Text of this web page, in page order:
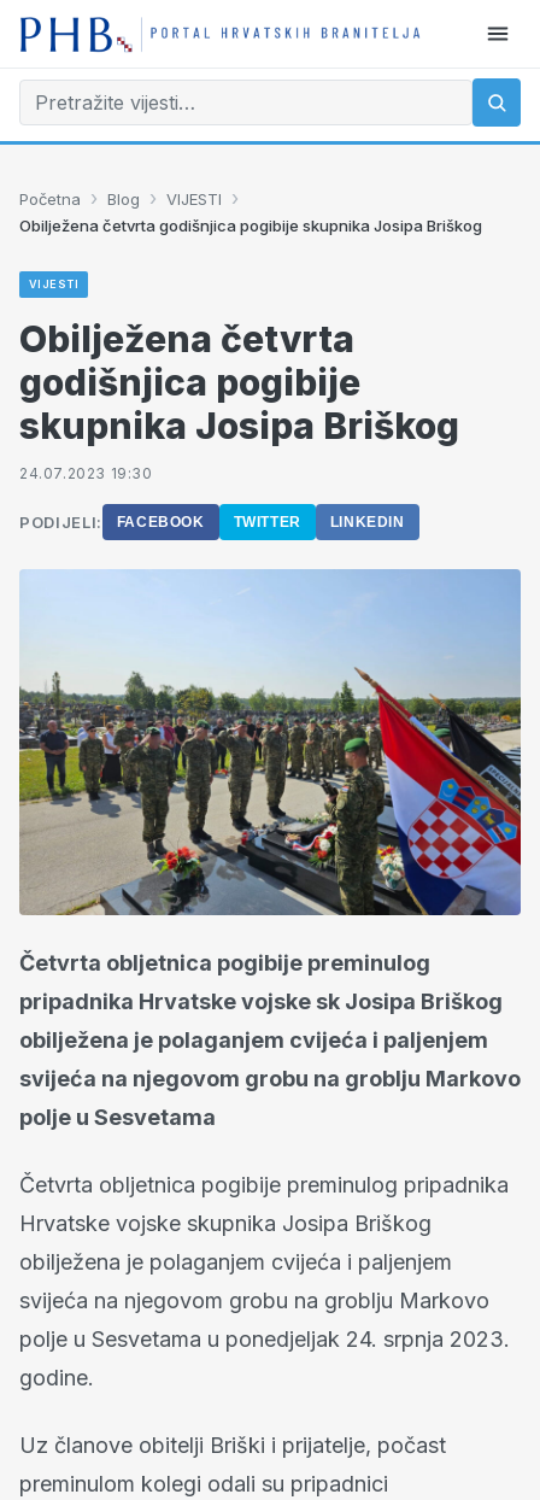
Početna › Blog › VIJESTI ›
Obilježena četvrta godišnjica pogibije skupnika Josipa Briškog
VIJESTI
Obilježena četvrta
godišnjica pogibije
skupnika Josipa Briškog
24.07.2023 19:30
PODIJELI: FACEBOOK TWITTER LINKEDIN
Četvrta obljetnica pogibije preminulog
pripadnika Hrvatske vojske sk Josipa Briškog
obilježena je polaganjem cvijeća i paljenjem
svijeća na njegovom grobu na groblju Markovo
polje u Sesvetama
Četvrta obljetnica pogibije preminulog pripadnika
Hrvatske vojske skupnika Josipa Briškog
obilježena je polaganjem cvijeća i paljenjem
svijeća na njegovom grobu na groblju Markovo
polje u Sesvetama u ponedjeljak 24. srpnja 2023.
godine.
Uz članove obitelji Briški i prijatelje, počast
preminulom kolegi odali su pripadnici